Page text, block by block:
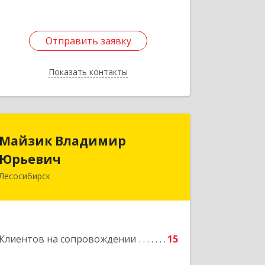
Отправить заявку
Показать контакты
Отправить заявку
Назад
Майзик Владимир
Юрьевич
Лесосибирск
Клиентов на сопровождении 15
Юрьевич